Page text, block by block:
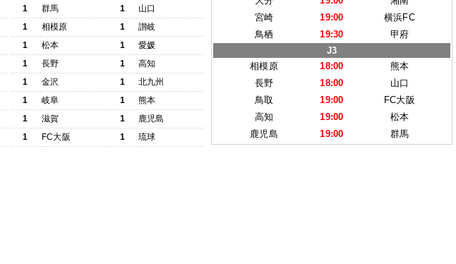
1
群馬 1
山口
1
相模原 1
讃岐
1
松本 1
愛媛
1
長野 1
高知
1
金沢 1
北九州
1
岐阜 1
熊本
1
滋賀 1
鹿児島
1
FC大阪 1 琉球
宮崎
19:00
横浜FC
鳥栖
19:30
甲府
J3
相模原
18:00
熊本
長野
18:00
山口
鳥取
19:00
FC大阪
高知
19:00
松本
鹿児島
19:00 群馬